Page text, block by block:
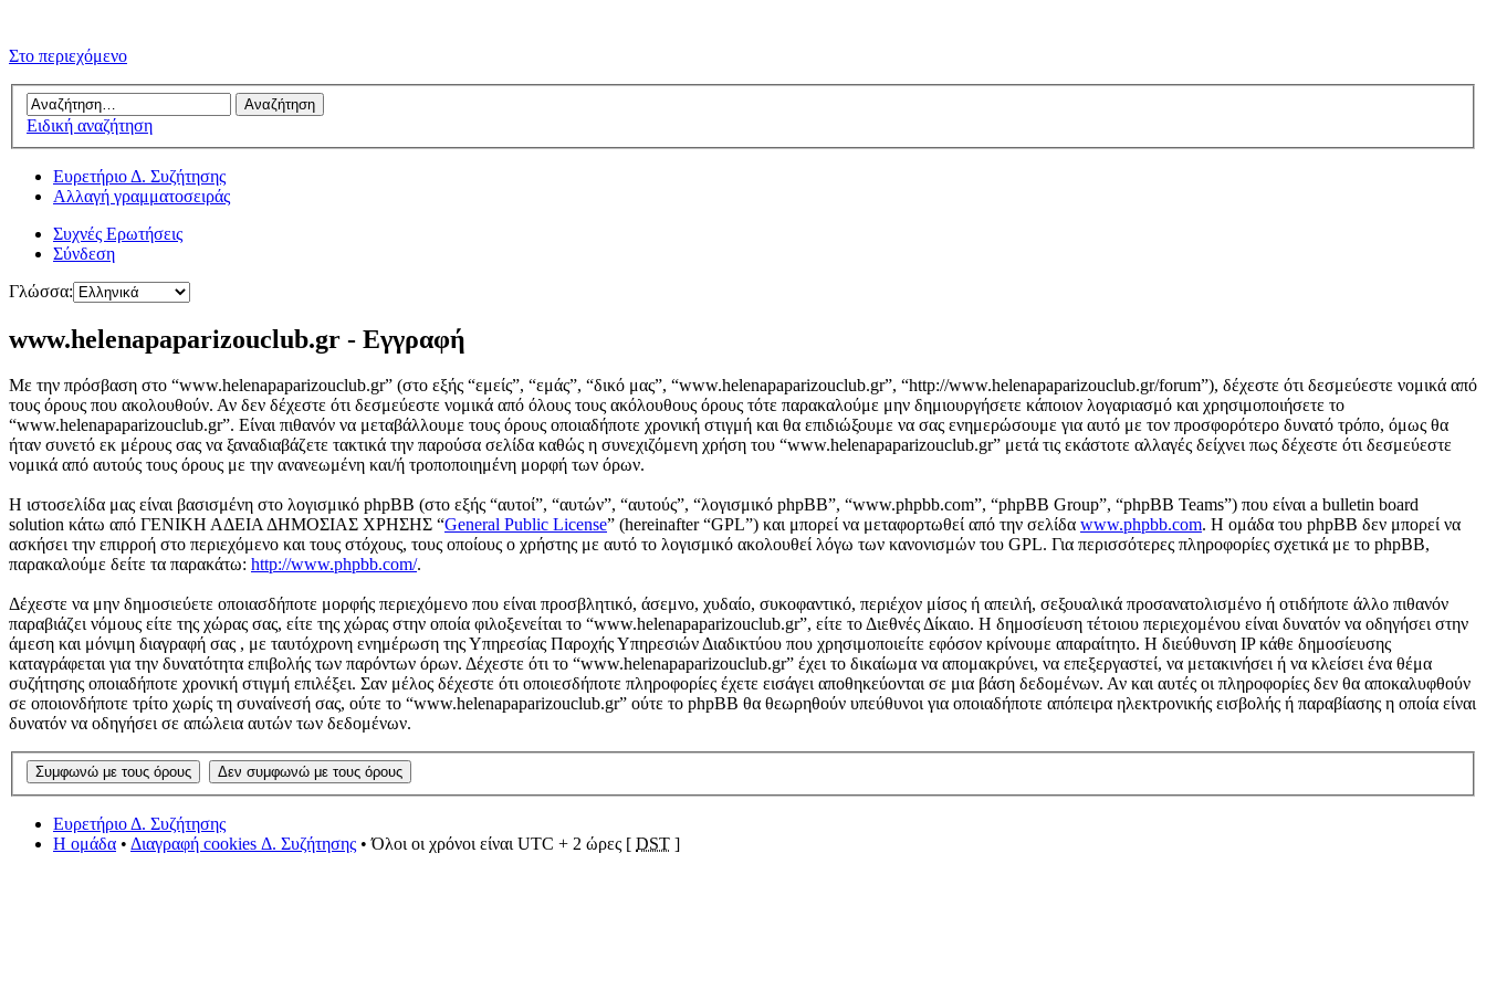
Στο περιεχόμενο
Ειδική αναζήτηση
Ευρετήριο Δ. Συζήτησης
Αλλαγή γραμματοσειράς
Συχνές Ερωτήσεις
Σύνδεση
Γλώσσα:
www.helenapaparizouclub.gr - Εγγραφή
Με την πρόσβαση στο “www.helenapaparizouclub.gr” (στο εξής “εμείς”, “εμάς”, “δικό μας”, “www.helenapaparizouclub.gr”, “http://www.helenapaparizouclub.gr/forum”), δέχεστε ότι δεσμεύεστε νομικά από
τους όρους που ακολουθούν. Αν δεν δέχεστε ότι δεσμεύεστε νομικά από όλους τους ακόλουθους όρους τότε παρακαλούμε μην δημιουργήσετε κάποιον λογαριασμό και χρησιμοποιήσετε το
“www.helenapaparizouclub.gr”. Είναι πιθανόν να μεταβάλλουμε τους όρους οποιαδήποτε χρονική στιγμή και θα επιδιώξουμε να σας ενημερώσουμε για αυτό με τον προσφορότερο δυνατό τρόπο, όμως θα
ήταν συνετό εκ μέρους σας να ξαναδιαβάζετε τακτικά την παρούσα σελίδα καθώς η συνεχιζόμενη χρήση του “www.helenapaparizouclub.gr” μετά τις εκάστοτε αλλαγές δείχνει πως δέχεστε ότι δεσμεύεστε
νομικά από αυτούς τους όρους με την ανανεωμένη και/ή τροποποιημένη μορφή των όρων.
Η ιστοσελίδα μας είναι βασισμένη στο λογισμικό phpBB (στο εξής “αυτοί”, “αυτών”, “αυτούς”, “λογισμικό phpBB”, “www.phpbb.com”, “phpBB Group”, “phpBB Teams”) που είναι a bulletin board
solution κάτω από ΓΕΝΙΚΗ ΑΔΕΙΑ ΔΗΜΟΣΙΑΣ ΧΡΗΣΗΣ “General Public License” (hereinafter “GPL”) και μπορεί να μεταφορτωθεί από την σελίδα www.phpbb.com. Η ομάδα του phpBB δεν μπορεί να
ασκήσει την επιρροή στο περιεχόμενο και τους στόχους, τους οποίους ο χρήστης με αυτό το λογισμικό ακολουθεί λόγω των κανονισμών του GPL. Για περισσότερες πληροφορίες σχετικά με το phpBB,
παρακαλούμε δείτε τα παρακάτω: http://www.phpbb.com/.
Δέχεστε να μην δημοσιεύετε οποιασδήποτε μορφής περιεχόμενο που είναι προσβλητικό, άσεμνο, χυδαίο, συκοφαντικό, περιέχον μίσος ή απειλή, σεξουαλικά προσανατολισμένο ή οτιδήποτε άλλο πιθανόν
παραβιάζει νόμους είτε της χώρας σας, είτε της χώρας στην οποία φιλοξενείται το “www.helenapaparizouclub.gr”, είτε το Διεθνές Δίκαιο. Η δημοσίευση τέτοιου περιεχομένου είναι δυνατόν να οδηγήσει στην
άμεση και μόνιμη διαγραφή σας , με ταυτόχρονη ενημέρωση της Υπηρεσίας Παροχής Υπηρεσιών Διαδικτύου που χρησιμοποιείτε εφόσον κρίνουμε απαραίτητο. Η διεύθυνση IP κάθε δημοσίευσης
καταγράφεται για την δυνατότητα επιβολής των παρόντων όρων. Δέχεστε ότι το “www.helenapaparizouclub.gr” έχει το δικαίωμα να απομακρύνει, να επεξεργαστεί, να μετακινήσει ή να κλείσει ένα θέμα
συζήτησης οποιαδήποτε χρονική στιγμή επιλέξει. Σαν μέλος δέχεστε ότι οποιεσδήποτε πληροφορίες έχετε εισάγει αποθηκεύονται σε μια βάση δεδομένων. Αν και αυτές οι πληροφορίες δεν θα αποκαλυφθούν
σε οποιονδήποτε τρίτο χωρίς τη συναίνεσή σας, ούτε το “www.helenapaparizouclub.gr” ούτε το phpBB θα θεωρηθούν υπεύθυνοι για οποιαδήποτε απόπειρα ηλεκτρονικής εισβολής ή παραβίασης η οποία είναι
δυνατόν να οδηγήσει σε απώλεια αυτών των δεδομένων.
Ευρετήριο Δ. Συζήτησης
Η ομάδα • Διαγραφή cookies Δ. Συζήτησης • Όλοι οι χρόνοι είναι UTC + 2 ώρες [ DST ]